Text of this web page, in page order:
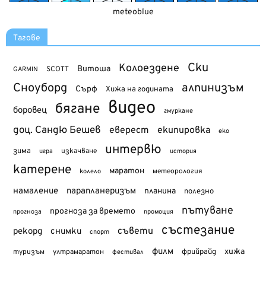
meteoblue
Тагове
GARMIN SCOTT Витоша Колоездене Ски
Сноуборд Сърф Хижа на годината алпинизъм
боровец бягане видео гмуркане
доц. Сандю Бешев еверест екипировка еко
зима игра изкачване интервю история
катерене колело маратон метеорология
намаление парапланеризъм планина полезно
прогноза прогноза за времето промоция пътуване
рекорд снимки спорт съвети състезание
туризъм ултрамаратон фестивал филм фрийрайд хижа